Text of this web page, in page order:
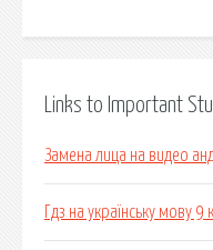
Links to Important
Замена лица на видео
Гдз на українську мову 9